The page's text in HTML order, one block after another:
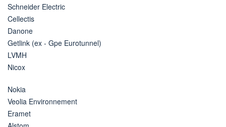
Schneider Electric
Cellectis
Danone
Getlink (ex - Gpe Eurotunnel)
LVMH
Nicox
Nokia
Veolia Environnement
Eramet